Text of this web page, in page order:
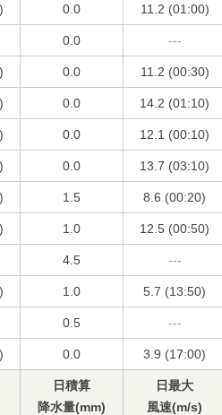
0.0 11.2 (01:00)
0.0 ---
0.0 11.2 (00:30)
0.0 14.2 (01:10)
0.0 12.1 (00:10)
0.0 13.7 (03:10)
1.5 8.6 (00:20)
1.0 12.5 (00:50)
4.5 ---
1.0 5.7 (13:50)
0.5 ---
0.0 3.9 (17:00)
日積算
降水量(mm)
日最大
風速(m/s)